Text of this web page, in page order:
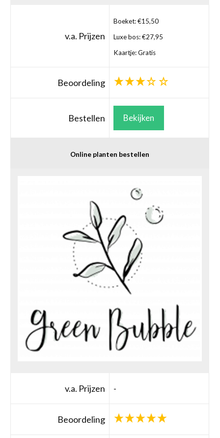
v.a. Prijzen
Boeket: €15,50
Luxe bos: €27,95
Kaartje: Gratis
Beoordeling
Bestellen Bekijken
Online planten bestellen
v.a. Prijzen -
Beoordeling